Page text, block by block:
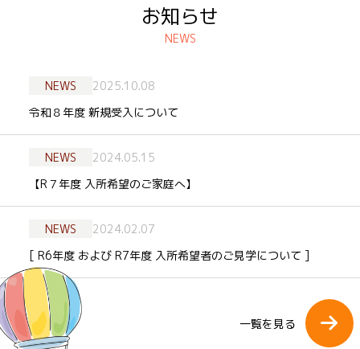
お知らせ
NEWS
NEWS
2025.10.08
令和８年度 新規受入について
NEWS
2024.05.15
【R７年度 入所希望のご家庭へ】
NEWS
2024.02.07
[ R6年度 および R7年度 入所希望者のご見学について ]
一覧を見る